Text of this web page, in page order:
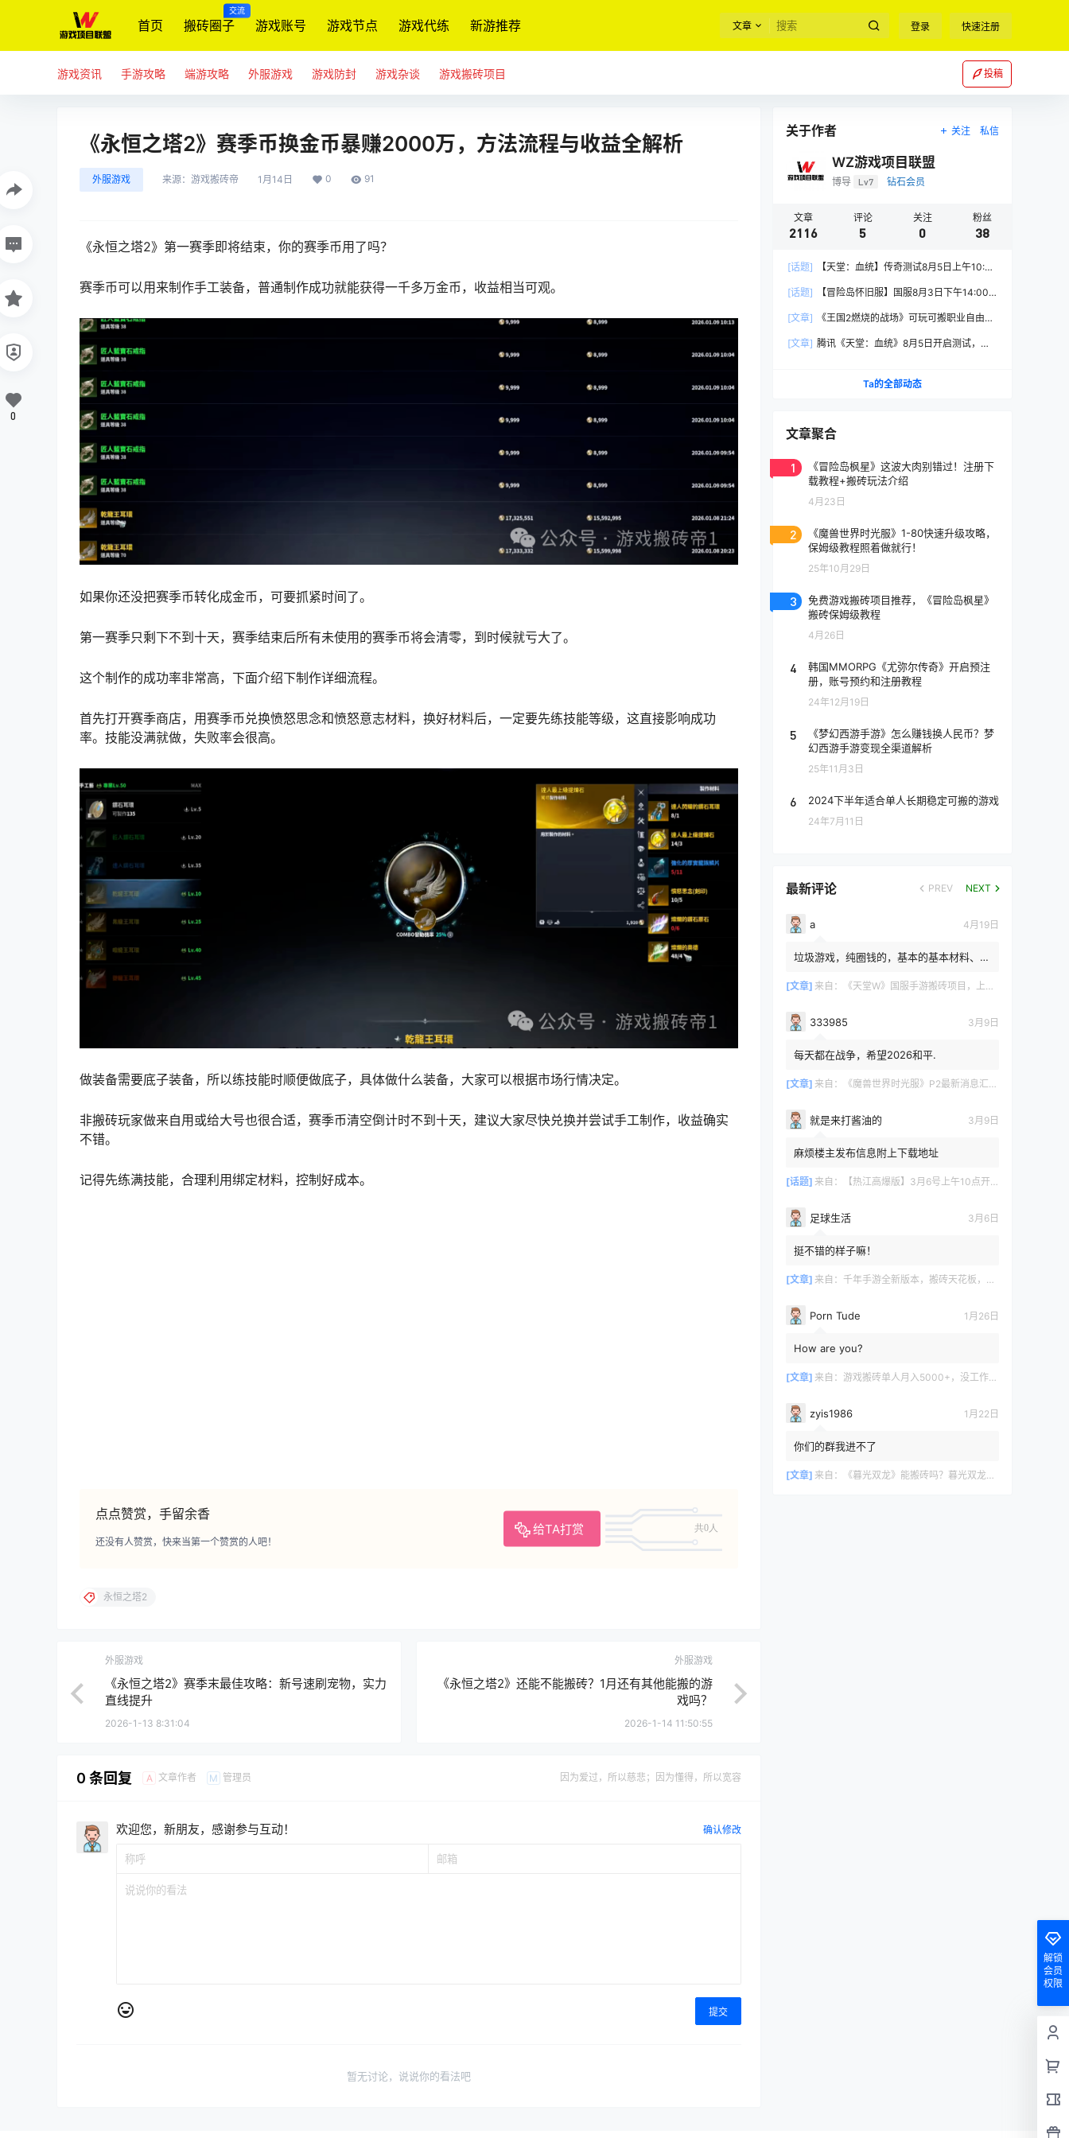
首页 搬砖圈子
交流
游戏账号 游戏节点 游戏代练 新游推荐 文章 登录 快速注册
游戏资讯 手游攻略 端游攻略 外服游戏 游戏防封 游戏杂谈 游戏搬砖项目 投稿
《永恒之塔2》赛季币换金币暴赚2000万，方法流程与收益全解析
外服游戏 来源： 游戏搬砖帝 1月14日 0 91
《永恒之塔2》第一赛季即将结束，你的赛季币用了吗？
赛季币可以用来制作手工装备， 普通制作成功就能获得一千多万金币， 收益相当可观。
如果你还没把赛季币转化成金币，可要抓紧时间了。
第一赛季只剩下不到十天，赛季结束后所有未使用的赛季币将会清零，到时候就亏大了。
这个制作的成功率非常高，下面介绍下制作详细流程。
首先打开赛季商店，用赛季币兑换愤怒思念和愤怒意志材料，换好材料后，一定要先练技能等级，这直接影响成功
率。技能没满就做，失败率会很高。
做装备需要底子装备，所以练技能时顺便做底子，具体做什么装备，大家可以根据市场行情决定。
非搬砖玩家做来自用或给大号也很合适，赛季币清空倒计时不到十天，建议大家尽快兑换并尝试手工制作，收益确实
不错。
记得先练满技能，合理利用绑定材料，控制好成本。
点点赞赏，手留余香
给TA打赏 共0人
还没有人赞赏，快来当第一个赞赏的人吧！
0
永恒之塔2
外服游戏
《永恒之塔2》赛季末最佳攻略：新号速刷宠物，实力
直线提升
2026-1-13 8:31:04
外服游戏
《永恒之塔2》还能不能搬砖？1月还有其他能搬的游
戏吗？
2026-1-14 11:50:55
0 条回复 A 文章作者 M 管理员 因为爱过，所以慈悲；因为懂得，所以宽容
欢迎您，新朋友，感谢参与互动！ 确认修改
提交
暂无讨论，说说你的看法吧
关于作者 关注 私信
WZ游戏项目联盟
博导 Lv7 钻石会员
文章
2116
评论
5
关注
0
粉丝
38
[话题]
【天堂：血统】传奇测试8月5日上午10:00
[话题]
【冒险岛怀旧服】国服8月3日下午14:00
[文章]
《王国2燃烧的战场》可玩可搬职业自由，
[文章] 腾讯《天堂：血统》8月5日开启测试，
Ta的全部动态
文章聚合
1
《冒险岛枫星》这波大肉别错过！注册下
载教程+搬砖玩法介绍
4月23日
2
《魔兽世界时光服》1-80快速升级攻略，
保姆级教程照着做就行！
25年10月29日
3
免费游戏搬砖项目推荐，《冒险岛枫星》
搬砖保姆级教程
4月26日
4
韩国MMORPG《尤弥尔传奇》开启预注
册，账号预约和注册教程
24年12月19日
5
《梦幻西游手游》怎么赚钱换人民币？梦
幻西游手游变现全渠道解析
25年11月3日
6 2024下半年适合单人长期稳定可搬的游戏
24年7月11日
最新评论 PREV NEXT
a 4月19日
垃圾游戏，纯圈钱的，基本的基本材料、白
浪费电费，就跟别说绿...
[文章] 来自： 《天堂W》国服手游搬砖项目，上手简单稳定吃肉，适合长期搬砖！
333985 3月9日
每天都在战争，希望2026和平.
[文章] 来自： 《魔兽世界时光服》P2最新消息汇总，九大硬核干货速报
就是来打酱油的 3月9日
麻烦楼主发布信息附上下载地址
[话题] 来自： 【热江高爆版】3月6号上午10点开服
足球生活 3月6日
挺不错的样子嘛！
[文章] 来自： 千年手游全新版本，搬砖天花板，闭着眼都能赚！
Porn Tude 1月26日
How are you?
[文章] 来自： 游戏搬砖单人月入5000+，没工作在家一个人就能做
zyis1986 1月22日
你们的群我进不了
[文章] 来自： 《暮光双龙》能搬砖吗？暮光双龙搬砖攻略教程
解锁
会员
权限